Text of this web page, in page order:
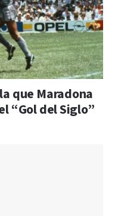
que Maradona
“Gol del Siglo”